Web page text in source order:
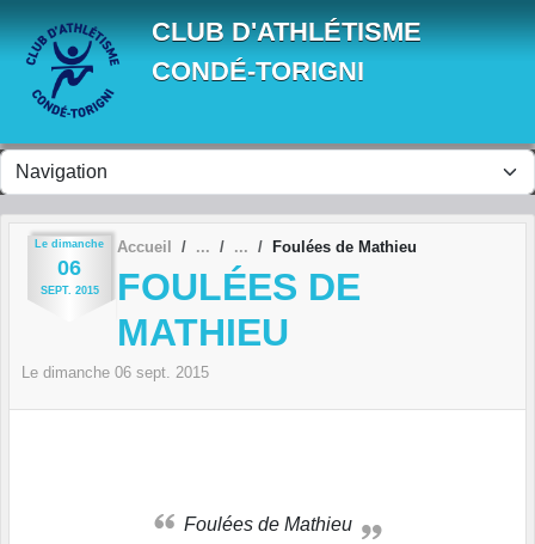
CLUB D'ATHLÉTISME
CONDÉ-TORIGNI
Le dimanche
06
SEPT. 2015
Accueil Foulées de Mathieu
FOULÉES DE
MATHIEU
Le dimanche 06 sept. 2015
Foulées de Mathieu